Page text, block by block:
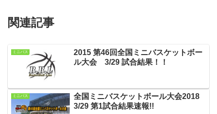
関連記事
ミニバス
2015 第46回全国ミニバスケットボー
ル大会 3/29 試合結果！！
ミニバス
全国ミニバスケットボール大会2018
3/29 第1試合結果速報!!